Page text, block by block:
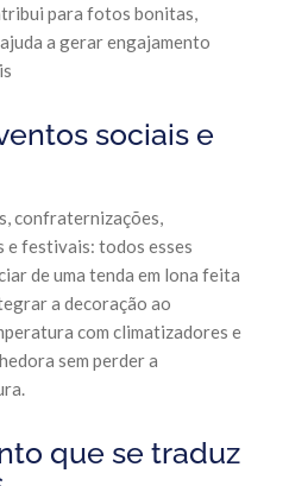
para fotos bonitas,
a gerar engajamento
sociais e
confraternizações,
e festivais: todos esses
de uma tenda em lona feita
a decoração ao
com climatizadores e
sem perder a
que se traduz